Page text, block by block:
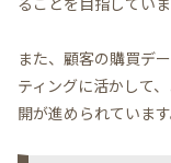
また、顧客の購買デ
ティングに活かして
開が進められています